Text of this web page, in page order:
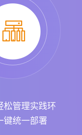
松管理实践环
键统一部署